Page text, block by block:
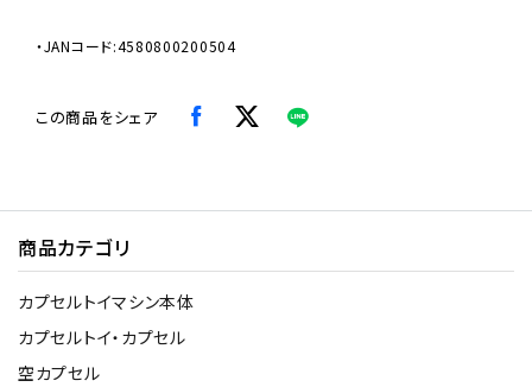
・JANコード:4580800200504
この商品をシェア
商品カテゴリ
カプセルトイマシン本体
カプセルトイ・カプセル
空カプセル